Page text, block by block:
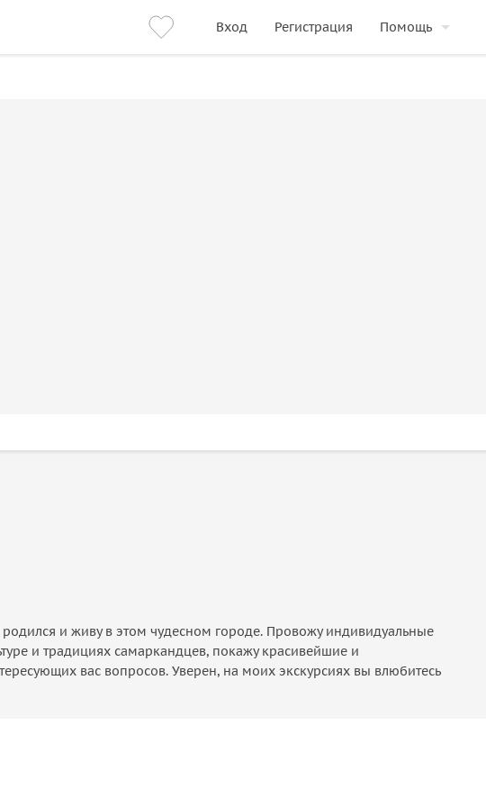
Вход Регистрация Помощь
и живу в этом чудесном городе. Провожу индивидуальные
и традициях самаркандцев, покажу красивейшие и
вас вопросов. Уверен, на моих экскурсиях вы влюбитесь